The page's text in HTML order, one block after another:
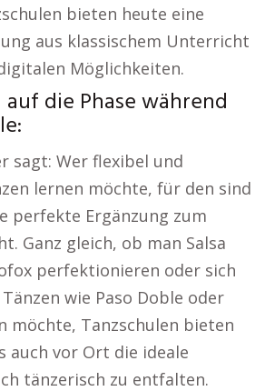
bieten heute eine
aus klassischem Unterricht
Möglichkeiten.
die Phase während
sagt: Wer flexibel und
lernen möchte, für den sind
perfekte Ergänzung zum
Ganz gleich, ob man Salsa
perfektionieren oder sich
wie Paso Doble oder
möchte, Tanzschulen bieten
auch vor Ort die ideale
tänzerisch zu entfalten.